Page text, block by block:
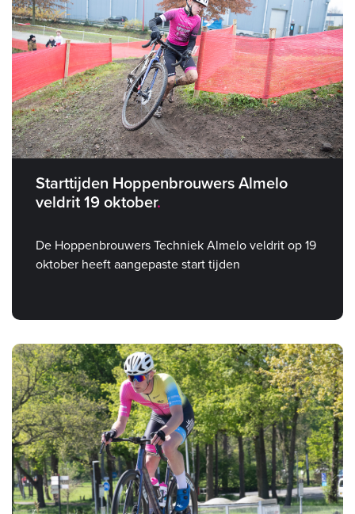
Starttijden Hoppenbrouwers Almelo
veldrit 19 oktober
De Hoppenbrouwers Techniek Almelo veldrit op 19
oktober heeft aangepaste start tijden